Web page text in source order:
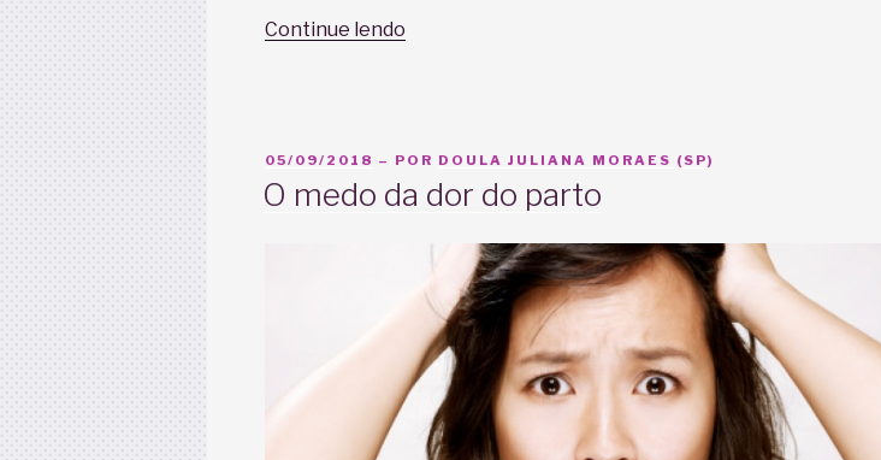
Continue lendo
PUBLICADO
05/09/2018 – POR DOULA JULIANA MORAES (SP)
O medo da dor do parto